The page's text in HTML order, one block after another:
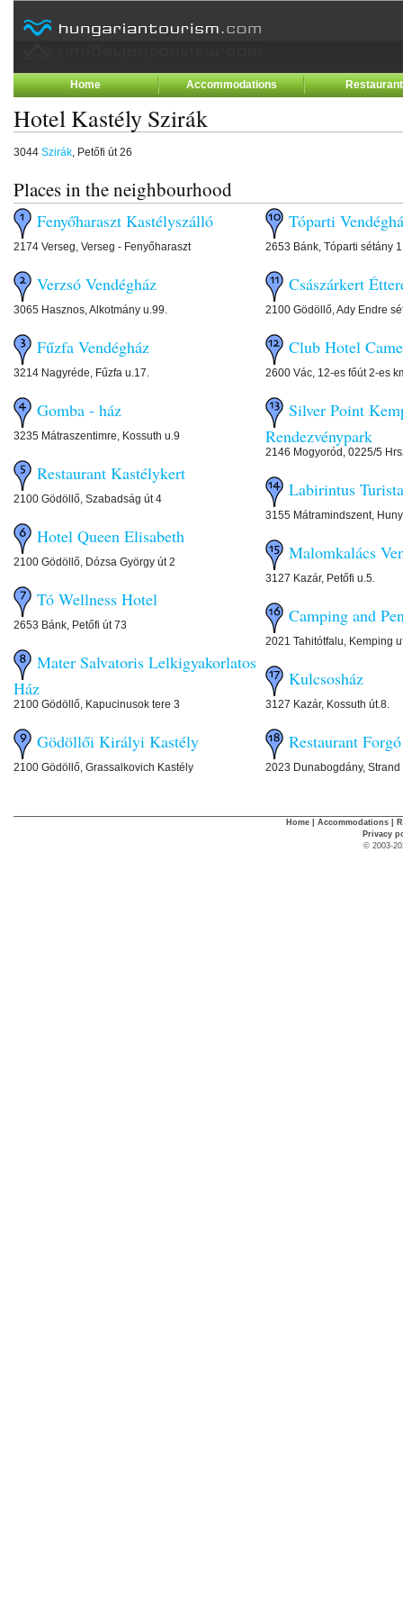
Home Accommodations
Hotel Kastély Szirák
3044 Szirák, Petőfi út 26
Places in the neighbourhood
Fenyőharaszt Kastélyszálló
2174 Verseg, Verseg - Fenyőharaszt
Verzsó Vendégház
3065 Hasznos, Alkotmány u.99.
Fűzfa Vendégház
3214 Nagyréde, Fűzfa u.17.
Gomba - ház
3235 Mátraszentimre, Kossuth u.9
Restaurant Kastélykert
2100 Gödöllő, Szabadság út 4
Hotel Queen Elisabeth
2100 Gödöllő, Dózsa György út 2
Tó Wellness Hotel
2653 Bánk, Petőfi út 73
Mater Salvatoris Lelkigyakorlatos
Ház
2100 Gödöllő, Kapucinusok tere 3
Gödöllői Királyi Kastély
2100 Gödöllő, Grassalkovich Kastély
Tóparti
2653 Bánk, Tóparti sétány
Császárkert
2100 Gödöllő, Ady Endre
Club Hotel
2600 Vác, 12-es főút 2-es
Silver Point
Rendezvénypark
2146 Mogyoród, 0225/5
Labirintus
3155 Mátramindszent,
Malomkalács
3127 Kazár, Petőfi u.5.
Camping and
2021 Tahitótfalu, Kemping
Kulcsosház
3127 Kazár, Kossuth út.8.
Restaurant Forgó
2023 Dunabogdány, Strand
Home Accommodations
Privacy
© 2003-